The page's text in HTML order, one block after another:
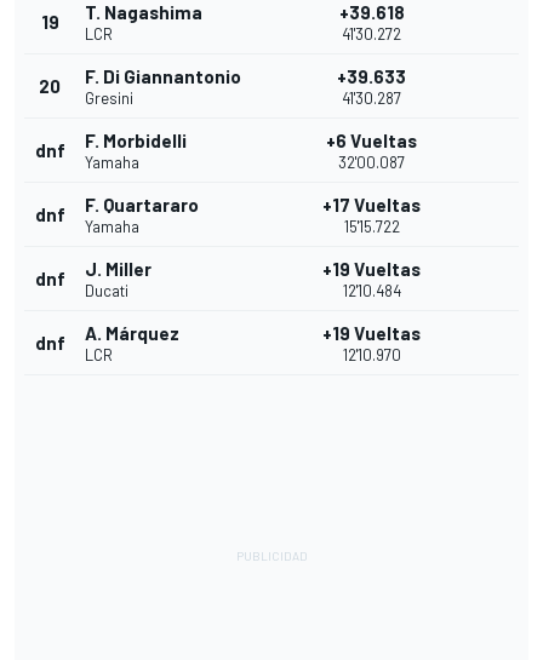
19 T. Nagashima
LCR
+39.618
41'30.272
20 F. Di Giannantonio
Gresini
+39.633
41'30.287
dnf F. Morbidelli
Yamaha
+6 Vueltas
32'00.087
dnf F. Quartararo
Yamaha
+17 Vueltas
15'15.722
dnf J. Miller
Ducati
+19 Vueltas
12'10.484
dnf A. Márquez
LCR
+19 Vueltas
12'10.970